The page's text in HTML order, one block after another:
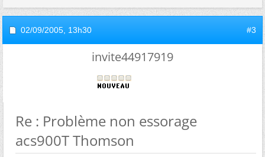
02/09/2005, 13h30 #3
invite44917919
Re : Problème non essorage
acs900T Thomson